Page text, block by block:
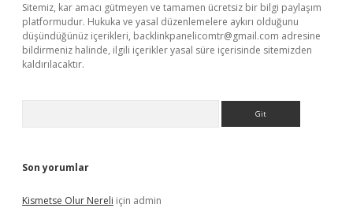
Sitemiz, kar amacı gütmeyen ve tamamen ücretsiz bir bilgi paylaşım
platformudur. Hukuka ve yasal düzenlemelere aykırı olduğunu
düşündüğünüz içerikleri, backlinkpanelicomtr@gmail.com adresine
bildirmeniz halinde, ilgili içerikler yasal süre içerisinde sitemizden
kaldırılacaktır.
Son yorumlar
Kismetse Olur Nereli için admin